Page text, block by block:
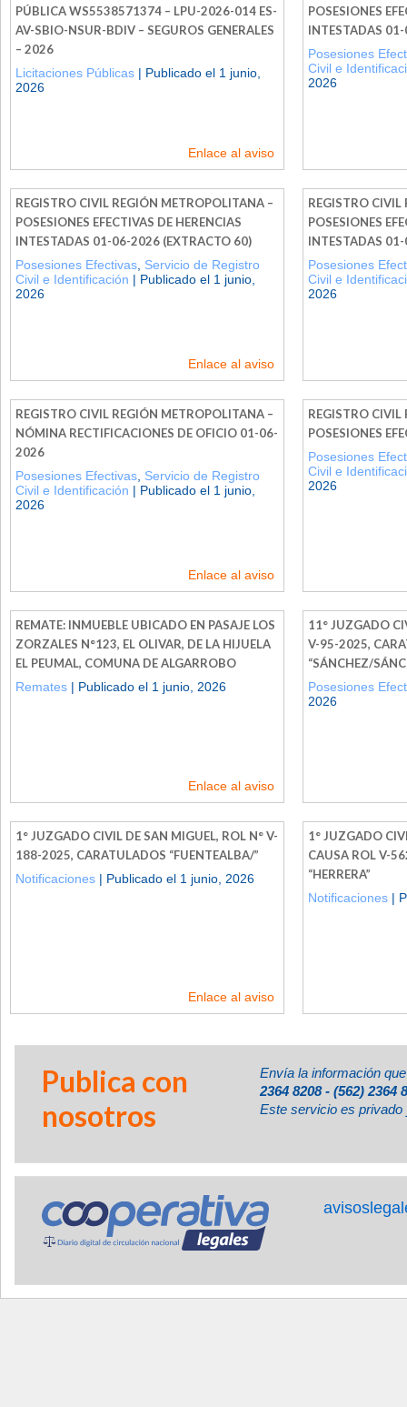
PÚBLICA WS5538571374 – LPU-2026-014 ES-
AV-SBIO-NSUR-BDIV – SEGUROS GENERALES
– 2026
Licitaciones Públicas | Publicado el 1 junio,
2026
Enlace al aviso
POSESIONES
INTESTADAS
Posesiones
Civil e
2026
REGISTRO CIVIL REGIÓN METROPOLITANA –
POSESIONES EFECTIVAS DE HERENCIAS
INTESTADAS 01-06-2026 (EXTRACTO 60)
Posesiones Efectivas Servicio de Registro
Civil e Identificación | Publicado el 1 junio,
2026
Enlace al aviso
REGISTRO
POSESIONES
INTESTADAS
Posesiones
Civil e
2026
REGISTRO CIVIL REGIÓN METROPOLITANA –
NÓMINA RECTIFICACIONES DE OFICIO 01-06-
2026
Posesiones Efectivas Servicio de Registro
Civil e Identificación | Publicado el 1 junio,
2026
Enlace al aviso
REGISTRO CIVIL
POSESIONES
Posesiones
Civil e
2026
REMATE: INMUEBLE UBICADO EN PASAJE LOS
ZORZALES N°123, EL OLIVAR, DE LA HIJUELA
EL PEUMAL, COMUNA DE ALGARROBO
Remates | Publicado el 1 junio, 2026
Enlace al aviso
11° JUZGADO
V-95-2025,
“SÁNCHEZ/
Posesiones
2026
1° JUZGADO CIVIL DE SAN MIGUEL, ROL N° V-
188-2025, CARATULADOS “FUENTEALBA/”
Notificaciones | Publicado el 1 junio, 2026
Enlace al aviso
1° JUZGADO
CAUSA ROL V-
“HERRERA”
Notificaciones |
Publica con
nosotros
Envía la información
2364 8208 - (562) 2364
Este servicio es privado